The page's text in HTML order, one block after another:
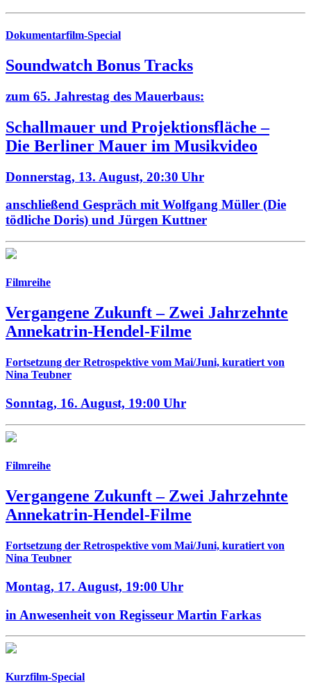
Dokumentarfilm-Special
Soundwatch Bonus Tracks
zum 65. Jahrestag des Mauerbaus:
Schallmauer und Projektionsfläche –
Die Berliner Mauer im Musikvideo
Donnerstag, 13. August, 20:30 Uhr
anschließend Gespräch mit Wolfgang Müller (Die
tödliche Doris) und Jürgen Kuttner
Filmreihe
Vergangene Zukunft – Zwei Jahrzehnte
Annekatrin-Hendel-Filme
Fortsetzung der Retrospektive vom Mai/Juni, kuratiert von
Nina Teubner
Sonntag, 16. August, 19:00 Uhr
Filmreihe
Vergangene Zukunft – Zwei Jahrzehnte
Annekatrin-Hendel-Filme
Fortsetzung der Retrospektive vom Mai/Juni, kuratiert von
Nina Teubner
Montag, 17. August, 19:00 Uhr
in Anwesenheit von Regisseur Martin Farkas
Kurzfilm-Special